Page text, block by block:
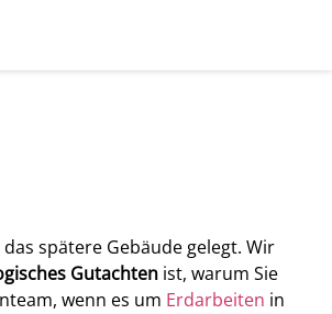
spätere Gebäude gelegt. Wir
Gutachten ist, warum Sie
wenn es um Erdarbeiten in